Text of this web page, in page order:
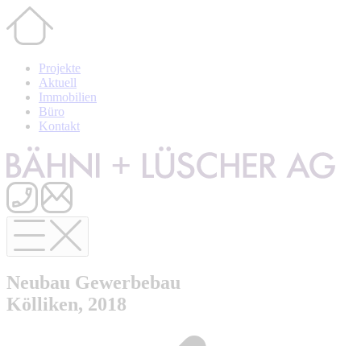
Projekte
Aktuell
Immobilien
Büro
Kontakt
Neubau Gewerbebau
Kölliken, 2018